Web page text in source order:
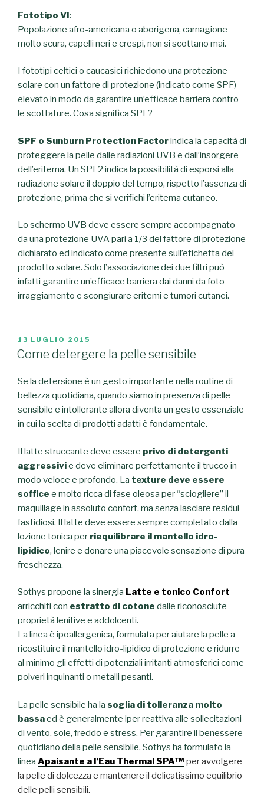
Fototipo VI:
Popolazione afro-americana o aborigena, carnagione
molto scura, capelli neri e crespi, non si scottano mai.
I fototipi celtici o caucasici richiedono una protezione
solare con un fattore di protezione (indicato come SPF)
elevato in modo da garantire un’efficace barriera contro
le scottature. Cosa significa SPF?
SPF o Sunburn Protection Factorindica la capacità di
proteggere la pelle dalle radiazioni UVB e dall’insorgere
dell’eritema. Un SPF2 indica la possibilità di esporsi alla
radiazione solare il doppio del tempo, rispetto l’assenza di
protezione, prima che si verifichi l’eritema cutaneo.
Lo schermo UVB deve essere sempre accompagnato
da una protezione UVA pari a 1/3 del fattore di protezione
dichiarato ed indicato come presente sull’etichetta del
prodotto solare. Solo l’associazione dei due filtri può
infatti garantire un’efficace barriera dai danni da foto
irraggiamento e scongiurare eritemi e tumori cutanei.
PUBBLICATO
IL
13 LUGLIO 2015
Come detergere la pelle sensibile
Se la detersione è un gesto importante nella routine di
bellezza quotidiana, quando siamo in presenza di pelle
sensibile e intollerante allora diventa un gesto essenziale
in cui la scelta di prodotti adatti è fondamentale.
Il latte struccante deve essere privo di detergenti
aggressivie deve eliminare perfettamente il trucco in
modo veloce e profondo. La texture deve essere
soffice e molto ricca di fase oleosa per “sciogliere” il
maquillage in assoluto confort, ma senza lasciare residui
fastidiosi. Il latte deve essere sempre completato dalla
lozione tonica per riequilibrare il mantello idro-
lipidico, lenire e donare una piacevole sensazione di pura
freschezza.
Sothys propone la sinergia Latte e tonico Confort
arricchiti con estratto di cotone dalle riconosciute
proprietà lenitive e addolcenti.
La linea è ipoallergenica, formulata per aiutare la pelle a
ricostituire il mantello idro-lipidico di protezione e ridurre
al minimo gli effetti di potenziali irritanti atmosferici come
polveri inquinanti o metalli pesanti.
La pelle sensibile ha la soglia di tolleranza molto
bassaed è generalmente iper reattiva alle sollecitazioni
di vento, sole, freddo e stress. Per garantire il benessere
quotidiano della pelle sensibile, Sothys ha formulato la
linea Apaisante a l’Eau Thermal SPA™ per avvolgere
la pelle di dolcezza e mantenere il delicatissimo equilibrio
delle pelli sensibili.